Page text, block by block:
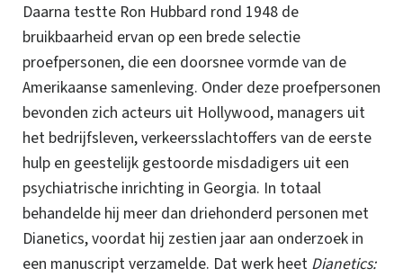
Daarna testte Ron Hubbard rond 1948 de
bruikbaarheid ervan op een brede selectie
proefpersonen, die een doorsnee vormde van de
Amerikaanse samenleving. Onder deze proefpersonen
bevonden zich acteurs uit Hollywood, managers uit
het bedrijfsleven, verkeersslachtoffers van de eerste
hulp en geestelijk gestoorde misdadigers uit een
psychiatrische inrichting in Georgia. In totaal
behandelde hij meer dan driehonderd personen met
Dianetics, voordat hij zestien jaar aan onderzoek in
een manuscript verzamelde. Dat werk heet Dianetics: